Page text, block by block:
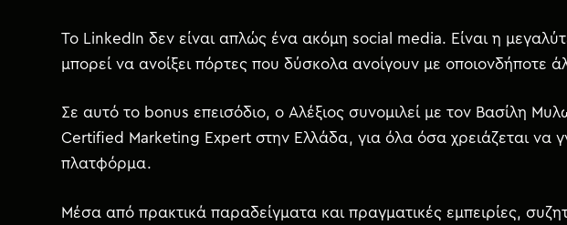
Το LinkedIn δεν είναι απλώς ένα ακόμη social media. Είναι η
μπορεί να ανοίξει πόρτες που δύσκολα ανοίγουν με οποιονδήποτε
Σε αυτό το bonus επεισόδιο, ο Αλέξιος συνομιλεί με τον Βασίλη
Certified Marketing Expert στην Ελλάδα, για όλα όσα χρειάζεται να
πλατφόρμα.
Μέσα από πρακτικά παραδείγματα και πραγματικές εμπειρίες,